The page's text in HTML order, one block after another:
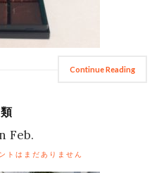
Continue Reading
Feb.
トはまだありません